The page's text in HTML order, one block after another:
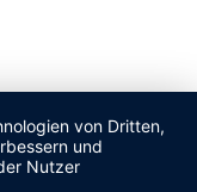
von Dritten,
und
Nutzer